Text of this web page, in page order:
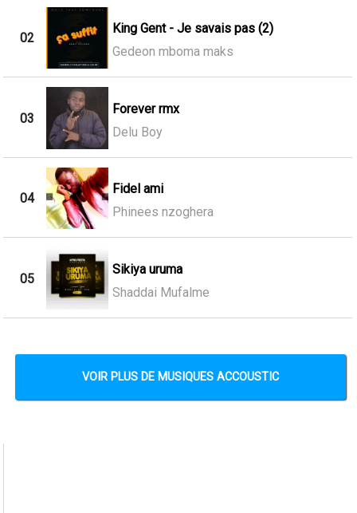
02
King Gent - Je savais pas (2)
Gedeon mboma maks
03
Forever rmx
Delu Boy
04
Fidel ami
Phinees nzoghera
05
Sikiya uruma
Shaddai Mufalme
VOIR PLUS DE MUSIQUES ACCOUSTIC